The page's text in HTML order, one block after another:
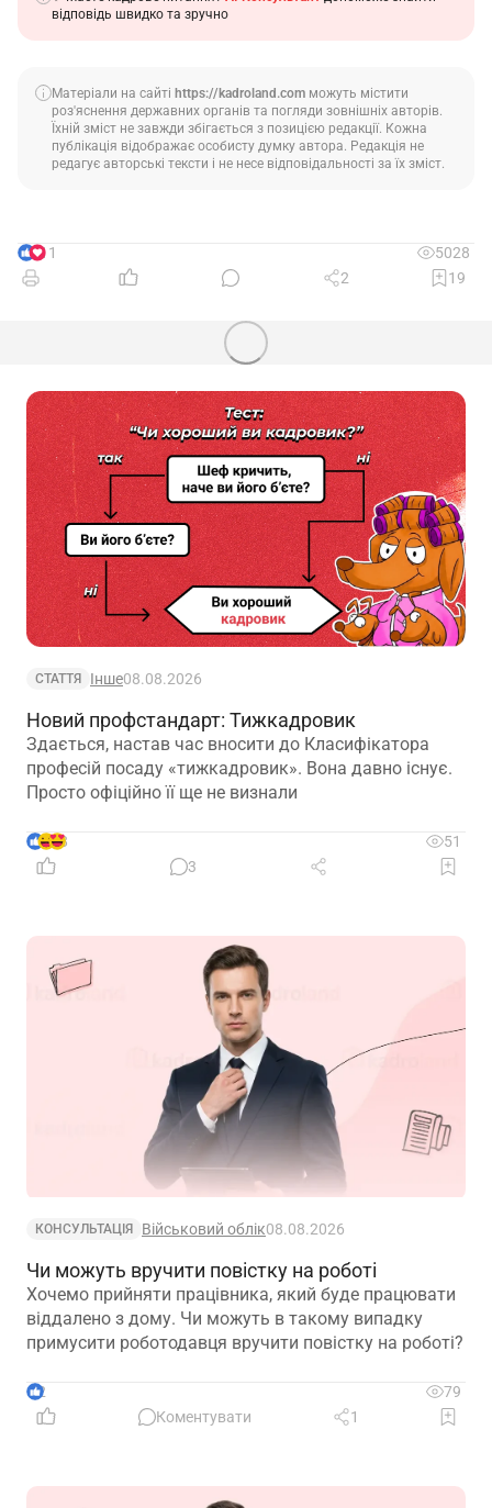
відповідь швидко та зручно
Матеріали на сайті https://kadroland.com можуть містити
роз'яснення державних органів та погляди зовнішніх авторів.
Їхній зміст не завжди збігається з позицією редакції. Кожна
публікація відображає особисту думку автора. Редакція не
редагує авторські тексти і не несе відповідальності за їх зміст.
11
5028
2
19
СТАТТЯ Інше08.08.2026
Новий профстандарт: Тижкадровик
Здається, настав час вносити до Класифікатора
професій посаду «тижкадровик». Вона давно існує.
Просто офіційно її ще не визнали
8
51
3
КОНСУЛЬТАЦІЯ Військовий облік08.08.2026
Чи можуть вручити повістку на роботі
Хочемо прийняти працівника, який буде працювати
віддалено з дому. Чи можуть в такому випадку
примусити роботодавця вручити повістку на роботі?
2
79
Коментувати
1